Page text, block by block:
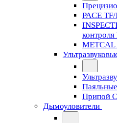
PACE
METCAL
Припой
Дымоуловители